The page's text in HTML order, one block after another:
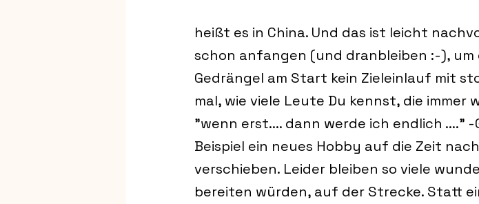
heißt es in China. Und das ist leicht
schon anfangen (und dranbleiben :-), um
Gedrängel am Start kein Zieleinlauf mit
mal, wie viele Leute Du kennst, die immer
"wenn erst.... dann werde ich endlich ...."
Beispiel ein neues Hobby auf die Zeit
verschieben. Leider bleiben so viele
bereiten würden, auf der Strecke. Statt